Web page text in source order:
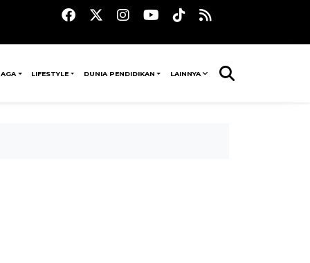
LIFESTYLE DUNIA PENDIDIKAN LAINNYA